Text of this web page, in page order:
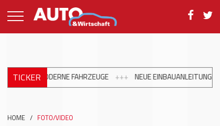
TICKER VARTA AUTOMOTIVE STÄRKT ENGAGEMENT
HOME / FOTO/VIDEO